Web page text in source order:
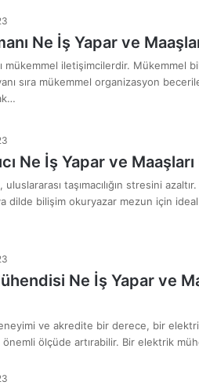
Ne İş Yapar ve
mükemmel iletişimcilerdir. Mükemmel
yanı sıra mükemmel organizasyon
Ne İş Yapar ve
uluslararası taşımacılığın stresini
dilde bilişim okuryazar mezun için
Ne İş Yapar ve
ve akredite bir derece, bir
önemli ölçüde artırabilir. Bir elektrik